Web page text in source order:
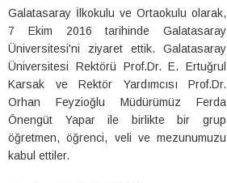
Galatasaray İlkokulu ve Ortaokulu olarak,
7 Ekim 2016 tarihinde Galatasaray
Üniversitesi'ni ziyaret ettik. Galatasaray
Üniversitesi Rektörü Prof.Dr. E. Ertuğrul
Karsak ve Rektör Yardımcısı Prof.Dr.
Orhan Feyzioğlu Müdürümüz Ferda
Önengüt Yapar ile birlikte bir grup
öğretmen, öğrenci, veli ve mezunumuzu
kabul ettiler.